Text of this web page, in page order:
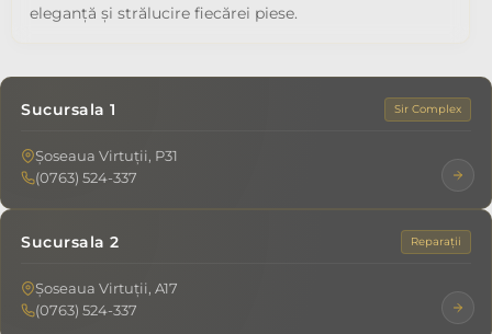
eleganță și strălucire fiecărei piese.
Sucursala 1 Sir Complex
Șoseaua Virtuții, P31
(0763) 524-337
Sucursala 2 Reparații
Șoseaua Virtuții, A17
(0763) 524-337